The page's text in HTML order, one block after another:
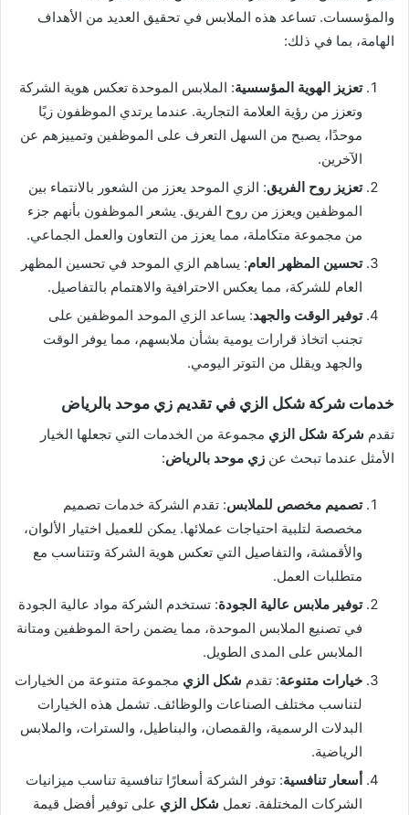
والمؤسسات. تساعد هذه الملابس في تحقيق العديد من الأهداف
الهامة، بما في ذلك:
تعزيز الهوية المؤسسية: الملابس الموحدة تعكس هوية الشركة
وتعزز من رؤية العلامة التجارية. عندما يرتدي الموظفون زيًا
موحدًا، يصبح من السهل التعرف على الموظفين وتمييزهم عن
الآخرين.
تعزيز روح الفريق: الزي الموحد يعزز من الشعور بالانتماء بين
الموظفين ويعزز من روح الفريق. يشعر الموظفون بأنهم جزء
من مجموعة متكاملة، مما يعزز من التعاون والعمل الجماعي.
تحسين المظهر العام: يساهم الزي الموحد في تحسين المظهر
العام للشركة، مما يعكس الاحترافية والاهتمام بالتفاصيل.
توفير الوقت والجهد: يساعد الزي الموحد الموظفين على
تجنب اتخاذ قرارات يومية بشأن ملابسهم، مما يوفر الوقت
والجهد ويقلل من التوتر اليومي.
خدمات شركة شكل الزي في تقديم زي موحد بالرياض
تقدم شركة شكل الزي مجموعة من الخدمات التي تجعلها الخيار
الأمثل عندما تبحث عن زي موحد بالرياض:
تصميم مخصص للملابس: تقدم الشركة خدمات تصميم
مخصصة لتلبية احتياجات عملائها. يمكن للعميل اختيار الألوان،
والأقمشة، والتفاصيل التي تعكس هوية الشركة وتتناسب مع
متطلبات العمل.
توفير ملابس عالية الجودة: تستخدم الشركة مواد عالية الجودة
في تصنيع الملابس الموحدة، مما يضمن راحة الموظفين ومتانة
الملابس على المدى الطويل.
خيارات متنوعة: تقدم شكل الزي مجموعة متنوعة من الخيارات
لتناسب مختلف الصناعات والوظائف. تشمل هذه الخيارات
البدلات الرسمية، والقمصان، والبناطيل، والسترات، والملابس
الرياضية.
أسعار تنافسية: توفر الشركة أسعارًا تنافسية تناسب ميزانيات
الشركات المختلفة. تعمل شكل الزي على توفير أفضل قيمة